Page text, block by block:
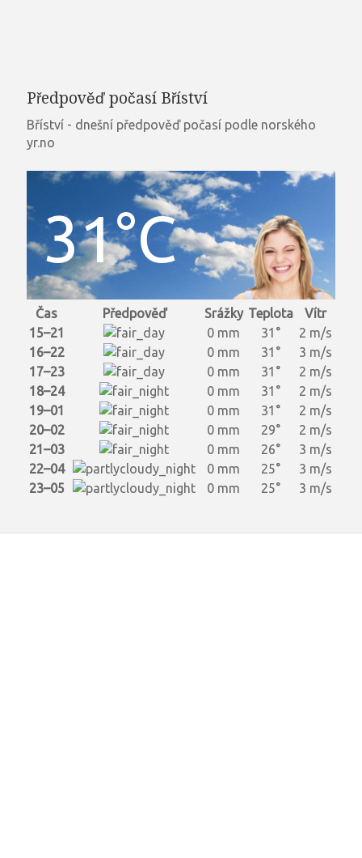
Předpověď počasí Bříství
Bříství - dnešní předpověď počasí podle norského
yr.no
31°C
Čas Předpověď Srážky Teplota
Vítr
15–21
0 mm 31°
2 m/s
16–22
0 mm 31°
3 m/s
17–23
0 mm 31°
2 m/s
18–24
0 mm 31°
2 m/s
19–01
0 mm 31°
2 m/s
20–02
0 mm 29°
2 m/s
21–03
0 mm 26°
3 m/s
22–04
0 mm 25°
3 m/s
23–05
0 mm 25° 3 m/s